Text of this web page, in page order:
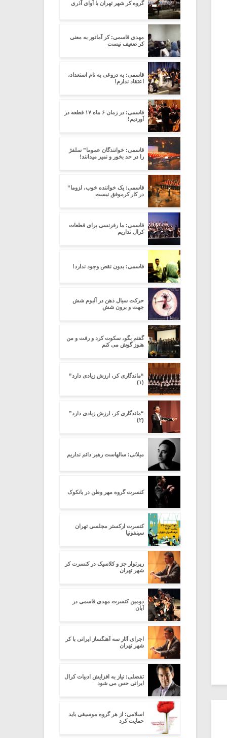
گروه کر شهر تهران با آوای آذری
مهدی قاسمی: کر آماتور به معنی
کر ضعیف نیست
قاسمی: به دروغی به نام استعداد،
اعتقاد ندارم!
قاسمی: در زمان ۶ ماه ۱۷ قطعه در
آوردیم!
قاسمی: خوانندگان عموما” سلفژ
را در حد بخور و نمیر میدانند!
قاسمی: یک خواننده خوب، لزوما”
در کار کرموفق نیست
قاسمی: ما رفرنسی برای قطعات
کرال نداریم
قاسمی: بدون نقص وجود ندارد!
حرکت سیال ذهن در آلبوم شش
جهت و برون شش
گفتم بگو، سکوت کرد و رفت و من
هنوز گوش می کنم
“ماندگاری کر، ارزش زیادی دارد”
(۱)
“ماندگاری کر، ارزش زیادی دارد”
(۲)
میلانی: سالهاست رهبر دائم نداریم
کنسرت گروه مهر وطن در بانکوک
کنسرت ارکستر مجلسی تهران
سینفونیا
رپرتوار جز و کلاسیک در کنسرت کر
شهر تهران
دومین کنسرت مهدی قاسمی در
آبان
اجرای آثار سه آهنگساز ایرانی با کر
شهر تهران
تفضلی: نیاز به افزایش ادبیات کرال
ایرانی حس می شود
اسلامی: از هر گروه موسیقی باید
حمایت کرد